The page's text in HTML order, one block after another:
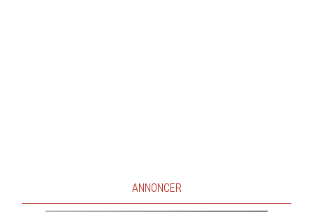
ANNONCER